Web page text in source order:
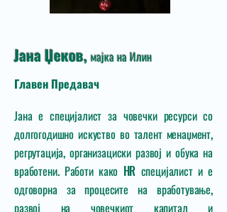
Јана Џеков,мајка на Илин
Главен Предавач
Јана е специјалист за човечки ресурси со
долгогодишно искуство во талент менаџмент,
регрутација, организациски развој и обука на
вработени. Работи како HR специјалист и е
одговорна за процесите на вработување,
развој на човечкиот капитал и